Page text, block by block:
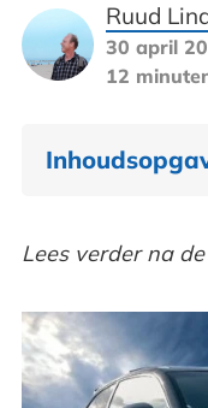
Ruud
30 april
12
Goedkoop
Lees verder na